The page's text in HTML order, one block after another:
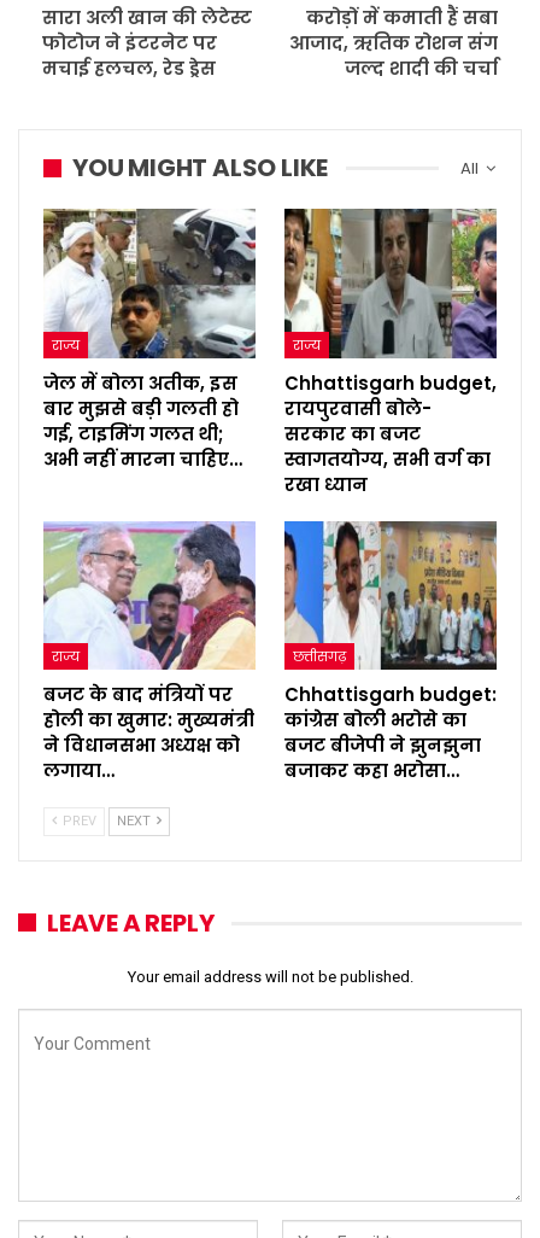
सारा अली खान की लेटेस्ट
फोटोज ने इंटरनेट पर
मचाई हलचल, रेड ड्रेस
करोड़ों में कमाती हैं सबा
आजाद, ऋतिक रोशन संग
जल्द शादी की चर्चा
All
YOU MIGHT ALSO LIKE
राज्य
जेल में बोला अतीक, इस
बार मुझसे बड़ी गलती हो
गई, टाइमिंग गलत थी;
अभी नहीं मारना चाहिए…
राज्य
Chhattisgarh budget,
रायपुरवासी बोले-
सरकार का बजट
स्वागतयोग्य, सभी वर्ग का
रखा ध्यान
राज्य
बजट के बाद मंत्रियों पर
होली का खुमार: मुख्यमंत्री
ने विधानसभा अध्यक्ष को
लगाया…
छत्तीसगढ़
Chhattisgarh budget:
कांग्रेस बोली भरोसे का
बजट बीजेपी ने झुनझुना
बजाकर कहा भरोसा…
PREV NEXT
LEAVE A REPLY
Your email address will not be published.